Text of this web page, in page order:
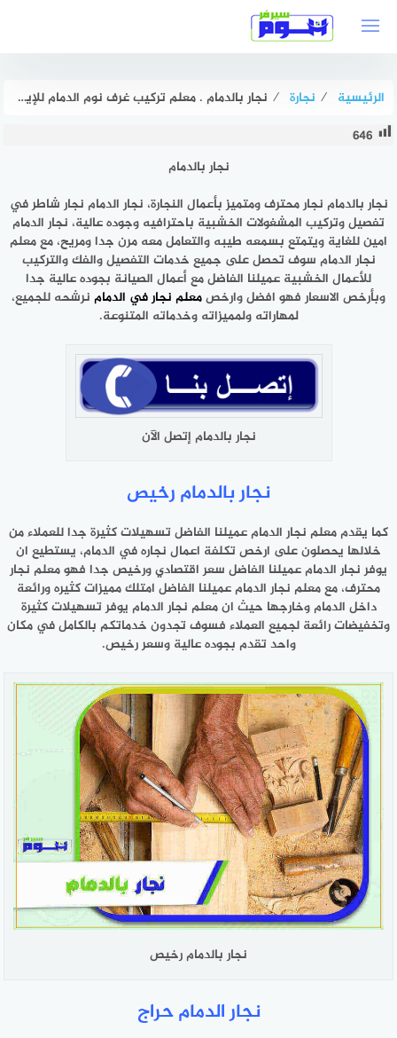
الرئيسية ⁄ نجارة ⁄ نجار بالدمام . معلم تركيب غرف نوم الدمام للإيجار بخصم 57% هوم سيرفر
646
نجار بالدمام
نجار بالدمام نجار محترف ومتميز بأعمال النجارة، نجار الدمام نجار شاطر في
تفصيل وتركيب المشغولات الخشبية باحترافيه وجوده عالية، نجار الدمام
امين للغاية ويتمتع بسمعه طيبه والتعامل معه مرن جدا ومريح، مع معلم
نجار الدمام سوف تحصل على جميع خدمات التفصيل والفك والتركيب
للأعمال الخشبية عميلنا الفاضل مع أعمال الصيانة بجوده عالية جدا
وبأرخص الاسعار فهو افضل وارخصمعلم نجار في الدمام نرشحه للجميع،
لمهاراته ولمميزاته وخدماته المتنوعة.
نجار بالدمام إتصل الآن
نجار بالدمام رخيص
كما يقدم معلم نجار الدمام عميلنا الفاضل تسهيلات كثيرة جدا للعملاء من
خلالها يحصلون على ارخص تكلفة اعمال نجاره في الدمام، يستطيع ان
يوفر نجار الدمام عميلنا الفاضل سعر اقتصادي ورخيص جدا فهو معلم نجار
محترف، مع معلم نجار الدمام عميلنا الفاضل امتلك مميزات كثيره ورائعة
داخل الدمام وخارجها حيث ان معلم نجار الدمام يوفر تسهيلات كثيرة
وتخفيضات رائعة لجميع العملاء فسوف تجدون خدماتكم بالكامل في مكان
واحد تقدم بجوده عالية وسعر رخيص.
نجار بالدمام رخيص
نجار الدمام حراج